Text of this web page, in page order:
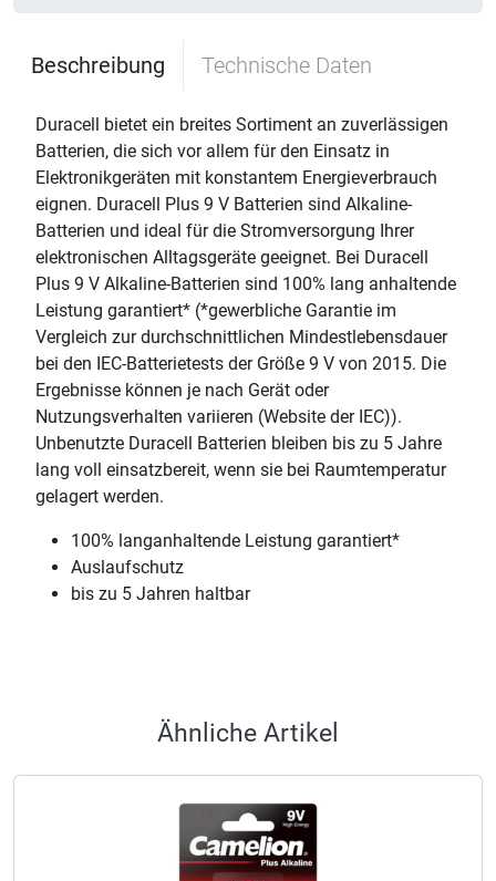
Beschreibung Technische Daten
Duracell bietet ein breites Sortiment an zuverlässigen
Batterien, die sich vor allem für den Einsatz in
Elektronikgeräten mit konstantem Energieverbrauch
eignen. Duracell Plus 9 V Batterien sind Alkaline-
Batterien und ideal für die Stromversorgung Ihrer
elektronischen Alltagsgeräte geeignet. Bei Duracell
Plus 9 V Alkaline-Batterien sind 100% lang anhaltende
Leistung garantiert* (*gewerbliche Garantie im
Vergleich zur durchschnittlichen Mindestlebensdauer
bei den IEC-Batterietests der Größe 9 V von 2015. Die
Ergebnisse können je nach Gerät oder
Nutzungsverhalten variieren (Website der IEC)).
Unbenutzte Duracell Batterien bleiben bis zu 5 Jahre
lang voll einsatzbereit, wenn sie bei Raumtemperatur
gelagert werden.
100% langanhaltende Leistung garantiert*
Auslaufschutz
bis zu 5 Jahren haltbar
Ähnliche Artikel